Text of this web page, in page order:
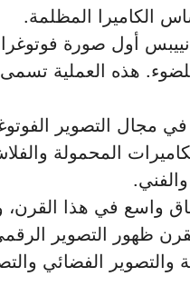
الكاميرا المظلمة.
أول صورة
هذه العملية تسمى
مجال التصوير
المحمولة
واسع في هذا القرن،
ظهور التصوير
والتصوير الفضائي